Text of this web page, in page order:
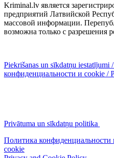
Kriminal.lv является
предприятий Латвийской
массовой информации.
возможна только с разрешения
Piekrišanas un sīkdatņu iestatījumi
конфиденциальности и cookie /
Privātuma un sīkdatņu politika
Политика конфиденциальности
cookie